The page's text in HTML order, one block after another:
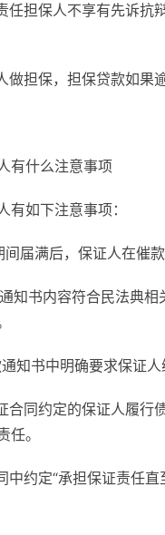
任担保人不享有先诉抗
做担保，担保贷款如果
有什么注意事项
有如下注意事项：
间届满后，保证人在催
知书内容符合民法典
知书中明确要求保证
合同约定的保证人履行
任。
中约定“承担保证责任